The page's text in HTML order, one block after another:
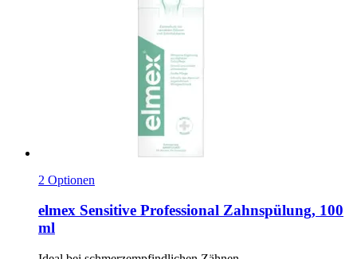
2 Optionen
elmex Sensitive Professional Zahnspülung, 100
ml